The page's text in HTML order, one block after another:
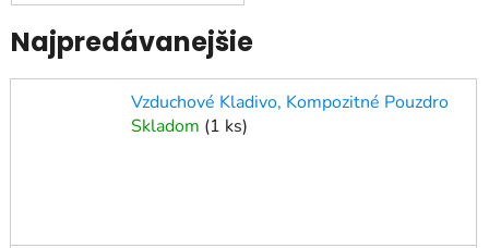
Najpredávanejšie
Vzduchové Kladivo, Kompozitné Pouzdro
Skladom (1 ks)